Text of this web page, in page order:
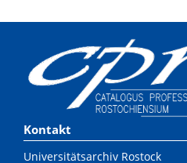
Kontakt
Universitätsarchiv Rostock